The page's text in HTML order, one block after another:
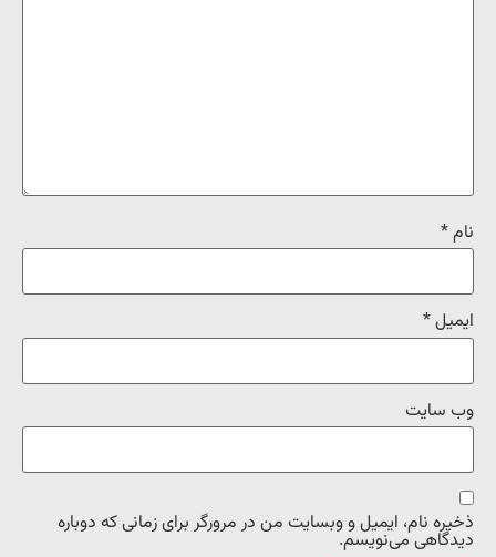
نام*
ایمیل*
وب‌ سایت
ذخیره نام، ایمیل و وبسایت من در مرورگر برای زمانی که دوباره
دیدگاهی می‌نویسم.